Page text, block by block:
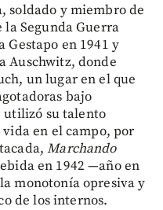
soldado y miembro de
Segunda Guerra
en 1941 y
Auschwitz, donde
un lugar en el que
bajo
utilizó su talento
en el campo, por
Marchando
en 1942 —año en
monotonía opresiva y
de los internos.